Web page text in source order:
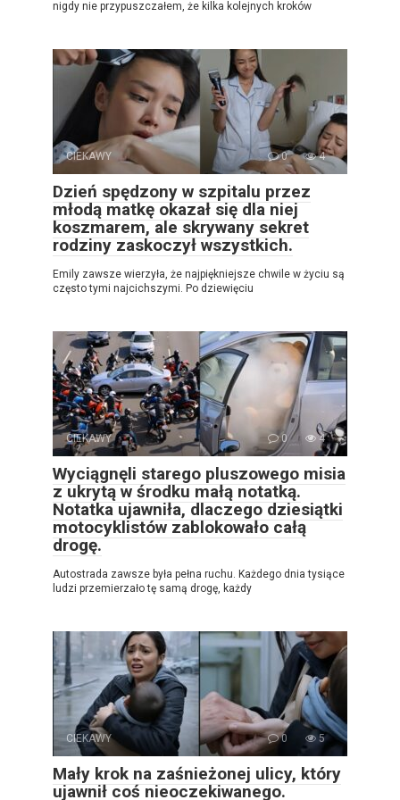
nigdy nie przypuszczałem, że kilka kolejnych kroków
CIEKAWY 0 4
Dzień spędzony w szpitalu przez
młodą matkę okazał się dla niej
koszmarem, ale skrywany sekret
rodziny zaskoczył wszystkich.
Emily zawsze wierzyła, że najpiękniejsze chwile w życiu są
często tymi najcichszymi. Po dziewięciu
CIEKAWY 0 4
Wyciągnęli starego pluszowego misia
z ukrytą w środku małą notatką.
Notatka ujawniła, dlaczego dziesiątki
motocyklistów zablokowało całą
drogę.
Autostrada zawsze była pełna ruchu. Każdego dnia tysiące
ludzi przemierzało tę samą drogę, każdy
CIEKAWY 0 5
Mały krok na zaśnieżonej ulicy, który
ujawnił coś nieoczekiwanego.